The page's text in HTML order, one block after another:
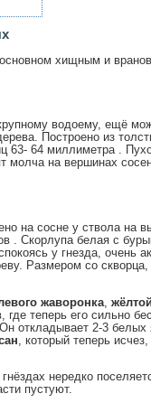
хищным и
водоему, ещё
Построено из
63- 64 миллиметра.
молча на вершинах
на сосне у ствола на
. Скорлупа белая с
у гнезда, очень
Размером со
жаворонка,
теперь его сильно
откладывает 2-3 белых
, который теперь
нередко
пустуют.